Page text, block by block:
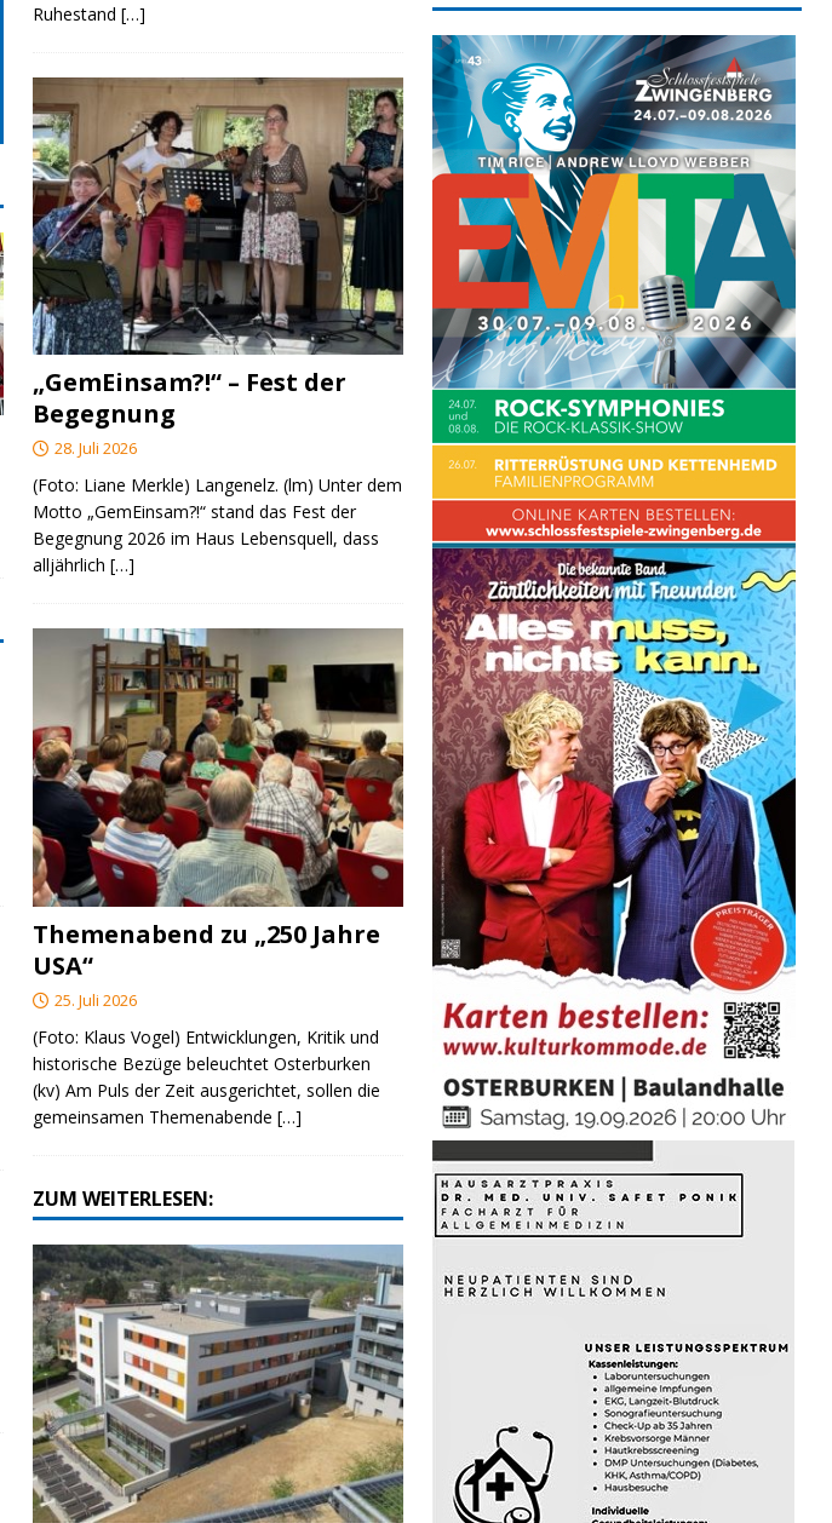
Ruhestand[…]
„GemEinsam?!“ – Fest der
Begegnung
28. Juli 2026
(Foto: Liane Merkle) Langenelz. (lm) Unter dem
Motto „GemEinsam?!“ stand das Fest der
Begegnung 2026 im Haus Lebensquell, dass
alljährlich[…]
Themenabend zu „250 Jahre
USA“
25. Juli 2026
(Foto: Klaus Vogel) Entwicklungen, Kritik und
historische Bezüge beleuchtet Osterburken
(kv) Am Puls der Zeit ausgerichtet, sollen die
gemeinsamen Themenabende[…]
ZUM WEITERLESEN: